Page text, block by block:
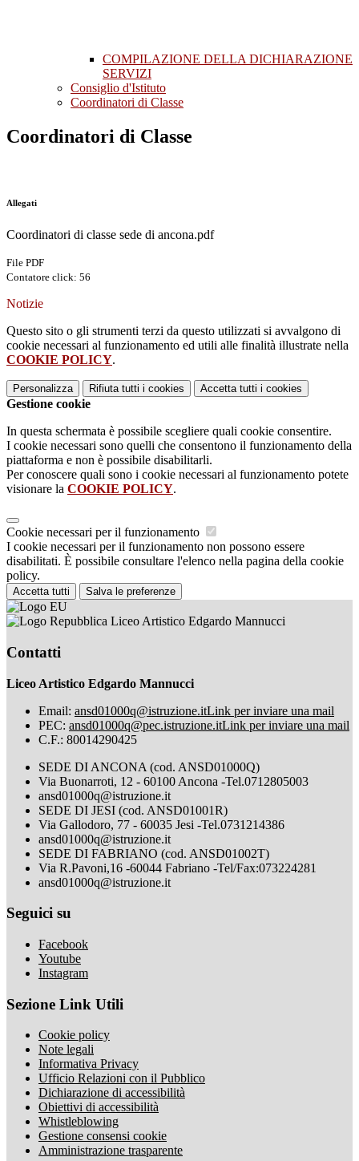
COMPILAZIONE DELLA DICHIARAZIONE
SERVIZI
Consiglio d'Istituto
Coordinatori di Classe
Coordinatori di Classe
Allegati
Coordinatori di classe sede di ancona.pdf
File PDF
Contatore click: 56
Notizie
Questo sito o gli strumenti terzi da questo utilizzati si avvalgono di
cookie necessari al funzionamento ed utili alle finalità illustrate nella
COOKIE POLICY.
Personalizza Rifiuta tutti i cookies Accetta tutti i cookies
Gestione cookie
In questa schermata è possibile scegliere quali cookie consentire.
I cookie necessari sono quelli che consentono il funzionamento della
piattaforma e non è possibile disabilitarli.
Per conoscere quali sono i cookie necessari al funzionamento potete
visionare la COOKIE POLICY.
Cookie necessari per il funzionamento
I cookie necessari per il funzionamento non possono essere
disabilitati. È possibile consultare l'elenco nella pagina della cookie
policy.
Accetta tutti Salva le preferenze
Liceo Artistico Edgardo Mannucci
Contatti
Liceo Artistico Edgardo Mannucci
Email: ansd01000q@istruzione.itLink per inviare una mail
PEC: ansd01000q@pec.istruzione.itLink per inviare una mail
C.F.: 80014290425
SEDE DI ANCONA (cod. ANSD01000Q)
Via Buonarroti, 12 - 60100 Ancona -Tel.0712805003
ansd01000q@istruzione.it
SEDE DI JESI (cod. ANSD01001R)
Via Gallodoro, 77 - 60035 Jesi -Tel.0731214386
ansd01000q@istruzione.it
SEDE DI FABRIANO (cod. ANSD01002T)
Via R.Pavoni,16 -60044 Fabriano -Tel/Fax:073224281
ansd01000q@istruzione.it
Seguici su
Facebook
Youtube
Instagram
Sezione Link Utili
Cookie policy
Note legali
Informativa Privacy
Ufficio Relazioni con il Pubblico
Dichiarazione di accessibilità
Obiettivi di accessibilità
Whistleblowing
Gestione consensi cookie
Amministrazione trasparente